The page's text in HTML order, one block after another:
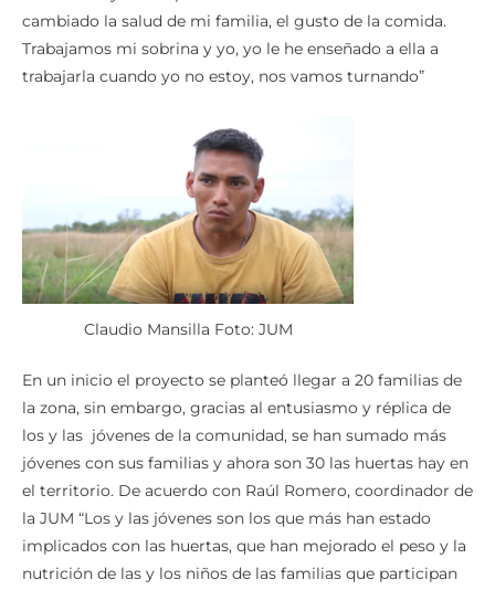
cambiado la salud de mi familia, el gusto de la comida.
Trabajamos mi sobrina y yo, yo le he enseñado a ella a
trabajarla cuando yo no estoy, nos vamos turnando”
Claudio Mansilla Foto: JUM
En un inicio el proyecto se planteó llegar a 20 familias de
la zona, sin embargo, gracias al entusiasmo y réplica de
los y las jóvenes de la comunidad, se han sumado más
jóvenes con sus familias y ahora son 30 las huertas hay en
el territorio. De acuerdo con Raúl Romero, coordinador de
la JUM “Los y las jóvenes son los que más han estado
implicados con las huertas, que han mejorado el peso y la
nutrición de las y los niños de las familias que participan